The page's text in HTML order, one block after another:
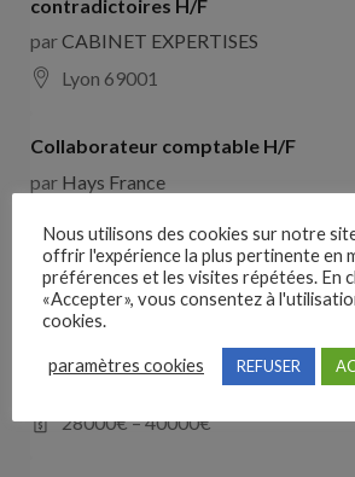
contradictoires H/F
parCABINET EXPERTISES
Lyon 69001
Collaborateur comptable H/F
par Hays France
Comducteur poids lourd avec
travaux publics
les landes de cassentin RD910
28000€ –40000€
Nous utilisons des cookies sur notre
offrir l'expérience la plus pertinente en
préférences et les visites répétées. En
«Accepter», vous consentez à
cookies.
paramètres cookies REFUSER